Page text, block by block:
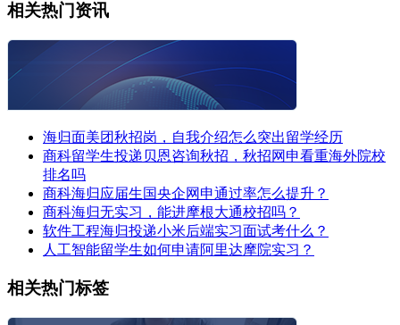
相关热门资讯
海归面美团秋招岗，自我介绍怎么突出留学经历
商科留学生投递贝恩咨询秋招，秋招网申看重海外院校
排名吗
商科海归应届生国央企网申通过率怎么提升？
商科海归无实习，能进摩根大通校招吗？
软件工程海归投递小米后端实习面试考什么？
人工智能留学生如何申请阿里达摩院实习？
相关热门标签